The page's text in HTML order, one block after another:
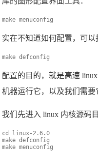
make menuconfig
实在不知道如何配置，可以
make defconfig
配置的目的，就是高速
机器运行它，以及我们需要
我们先进入 linux 内核源码
cd linux-2.6.0
make defconfig
make menuconfig